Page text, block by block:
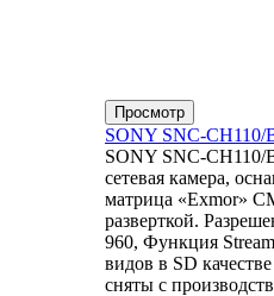
Просмотр
SONY SNC-CH110/
SONY SNC-CH110/
сетевая камера,
матрица «Exmor»
разверткой.
960, Функция
видов в SD
сняты с